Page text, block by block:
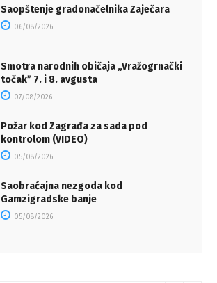
Saopštenje gradonačelnika Zaječara
06/08/2026
Smotra narodnih običaja „Vražogrnački
točakˮ 7. i 8. avgusta
07/08/2026
Požar kod Zagrađa za sada pod
kontrolom (VIDEO)
05/08/2026
Saobraćajna nezgoda kod
Gamzigradske banje
05/08/2026